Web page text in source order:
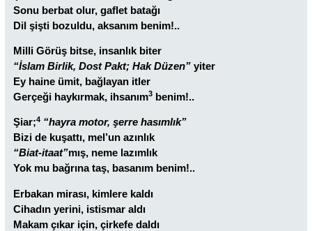
Sonu berbat olur, gaflet batağı
Dil şişti bozuldu, aksanım benim!..
Milli Görüş bitse, insanlık biter
“İslam Birlik, Dost Pakt; Hak Düzen” yiter
Ey haine ümit, bağlayan itler
Gerçeği haykırmak, ihsanım3 benim!..
Şiar;4 “hayra motor, şerre hasımlık”
Bizi de kuşattı, mel’un azınlık
“Biat-itaat”mış, neme lazımlık
Yok mu bağrına taş, basanım benim!..
Erbakan mirası, kimlere kaldı
Cihadın yerini, istismar aldı
Makam çıkar için, çirkefe daldı